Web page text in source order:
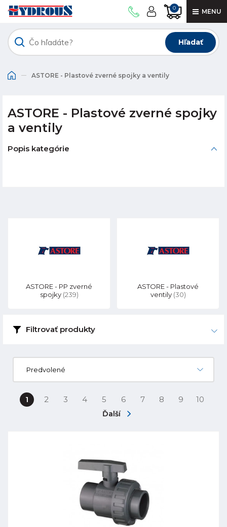
0 MENU
Hľadať
ASTORE - Plastové zverné spojky a ventily
ASTORE - Plastové zverné spojky
a ventily
Popis kategórie
ASTORE - PP zverné
spojky (239)
ASTORE - Plastové
ventily (30)
Filtrovať produkty
Predvolené
1 2 3 4 5 6 7 8 9 10
Ďalší